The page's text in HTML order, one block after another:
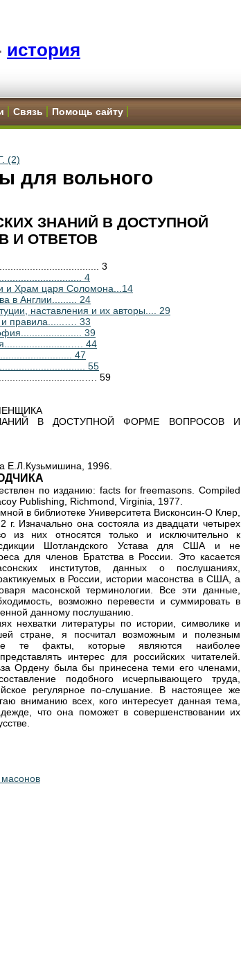
история
Связь Помощь сайту
(2)
для вольного
ЗНАНИЙ В ДОСТУПНОЙ
И ОТВЕТОВ
3
4
и Храм царя Соломона...14
в Англии......... 24
наставления и их авторы.... 29
и правила......…. 33
39
44
47
55
59
В ДОСТУПНОЙ ФОРМЕ ВОПРОСОВ И
Е.Л.Кузьмишина, 1996.
по изданию: facts for freemasons. Compiled
Publishing, Richmond, Virginia, 1977.
в библиотеке Университета Висконсин-О Клер,
Изначально она состояла из двадцати четырех
из них относятся только и исключительно к
Шотландского Устава для США и не
для членов Братства в России. Это касается
институтов, данных о послушаниях,
в России, истории масонства в США, а
масонской терминологии. Все эти данные,
возможно перевести и суммировать в
данному послушанию.
нехватки литературы по истории, символике и
стране, я посчитал возможным и полезным
те факты, которые являются наиболее
интерес для российских читателей.
Ордену была бы принесена теми его членами,
подобного исчерпывающего труда,
регулярное по-слушание. В настоящее же
вниманию всех, кого интересует данная тема,
что она поможет в совершенствовании их
масонов